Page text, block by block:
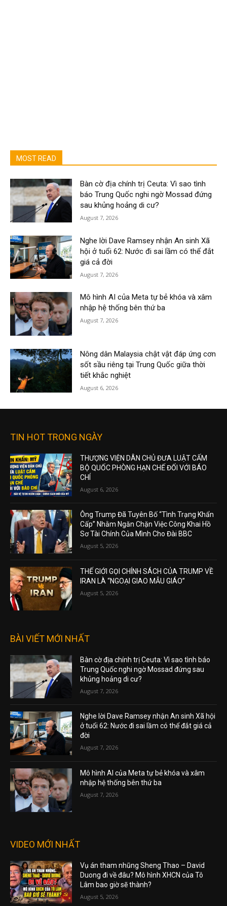
MOST READ
Bàn cờ địa chính trị Ceuta: Vì sao tình
báo Trung Quốc nghi ngờ Mossad đứng
sau khủng hoảng di cư?
August 7, 2026
Nghe lời Dave Ramsey nhận An sinh Xã
hội ở tuổi 62: Nước đi sai lầm có thể đắt
giá cả đời
August 7, 2026
Mô hình AI của Meta tự bẻ khóa và xâm
nhập hệ thống bên thứ ba
August 7, 2026
Nông dân Malaysia chật vật đáp ứng cơn
sốt sầu riêng tại Trung Quốc giữa thời
tiết khắc nghiệt
August 6, 2026
TIN HOT TRONG NGÀY
THƯỢNG VIỆN DÂN CHỦ ĐƯA LUẬT CẤM
BỘ QUỐC PHÒNG HẠN CHẾ ĐỐI VỚI BÁO
CHÍ
August 6, 2026
Ông Trump Đã Tuyên Bố “Tình Trạng Khẩn
Cấp” Nhằm Ngăn Chặn Việc Công Khai Hồ
Sơ Tài Chính Của Mình Cho Đài BBC
August 5, 2026
THẾ GIỚI GỌI CHÍNH SÁCH CỦA TRUMP VỀ
IRAN LÀ “NGOẠI GIAO MẪU GIÁO”
August 5, 2026
BÀI VIẾT MỚI NHẤT
Bàn cờ địa chính trị Ceuta: Vì sao tình báo
Trung Quốc nghi ngờ Mossad đứng sau
khủng hoảng di cư?
August 7, 2026
Nghe lời Dave Ramsey nhận An sinh Xã hội
ở tuổi 62: Nước đi sai lầm có thể đắt giá cả
đời
August 7, 2026
Mô hình AI của Meta tự bẻ khóa và xâm
nhập hệ thống bên thứ ba
August 7, 2026
VIDEO MỚI NHẤT
Vụ án tham nhũng Sheng Thao – David
Duong đi về đâu? Mô hình XHCN của Tô
Lâm bao giờ sẽ thành?
August 5, 2026